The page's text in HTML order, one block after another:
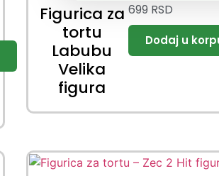
Figurica za
tortu
Labubu
Velika
figura
699 RSD